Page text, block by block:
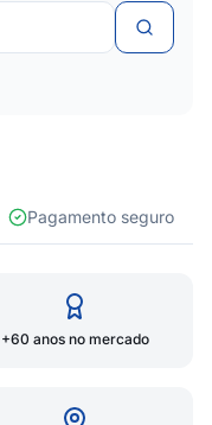
Pagamento seguro
+60 anos no mercado